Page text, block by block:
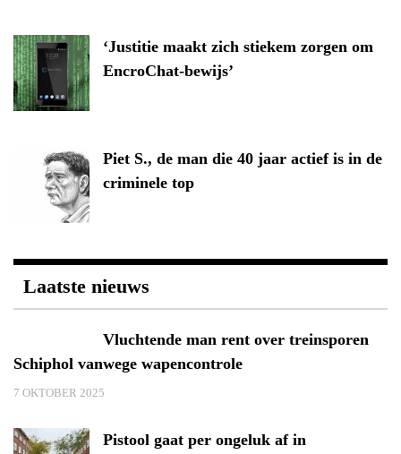
‘Justitie maakt zich stiekem zorgen om
EncroChat-bewijs’
Piet S., de man die 40 jaar actief is in de
criminele top
Laatste nieuws
Vluchtende man rent over treinsporen
Schiphol vanwege wapencontrole
7 OKTOBER 2025
Pistool gaat per ongeluk af in